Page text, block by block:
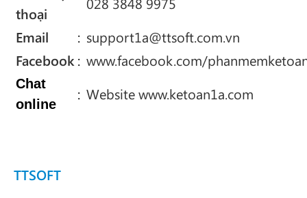
thoại
Email
: support1a@ttsoft.com.vn
Facebook : www.facebook.com/
Chat
online
: Website www.ketoan1a.com
TTSOFT